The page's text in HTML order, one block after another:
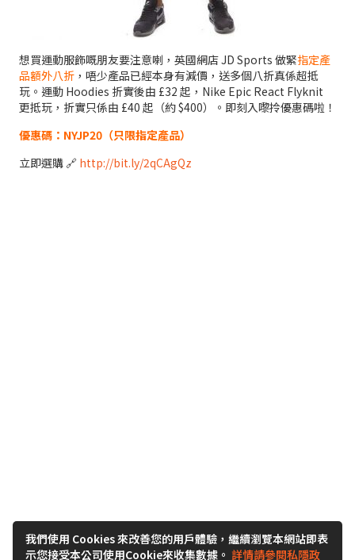
想買運動服飾嘅朋友要注意喇，英國網店 JD Sports 做緊指定產
品額外八折 ，唔少產品已經本身有減價，送多個八折真係超抵
玩。運動 Hoodies 折實後由 £32 起，Nike Epic React Flyknit
更抵玩，折實只係由 £40 起（約 $400）。即刻入嚟拎優惠碼啦！
優惠碼：NYJP20（只限指定產品）
立即選購 🔗 http://bit.ly/2qCAgQz
我們使用 Cookies 來改善您的用戶體驗，繼續瀏覽本網站即表
示您接受本公司使用Cookie來收集數據。 詳情請參閱私隱政